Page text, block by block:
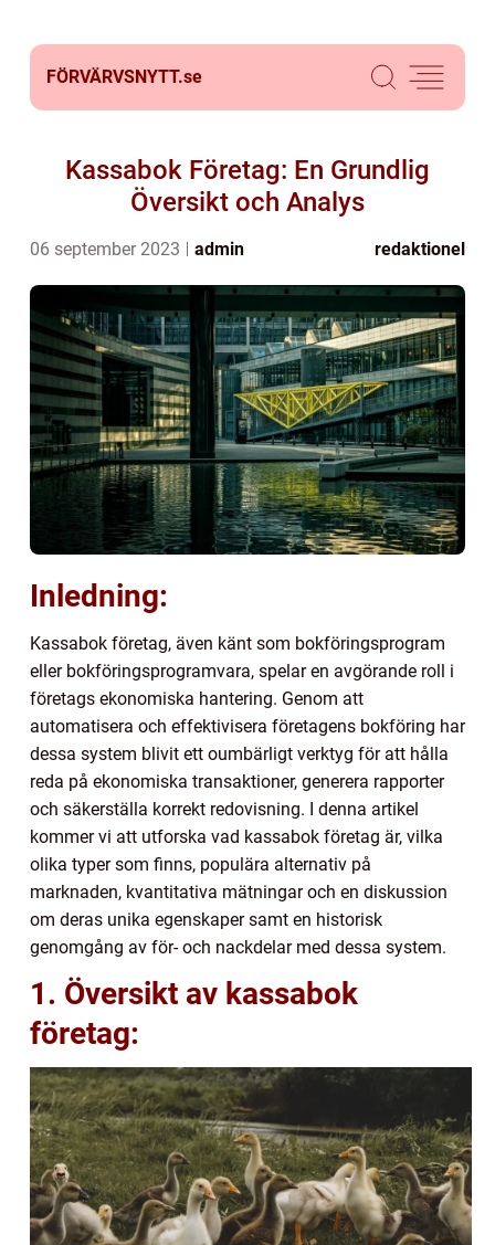
FÖRVÄRVSNYTT.se
Kassabok Företag: En Grundlig
Översikt och Analys
06 september 2023 admin redaktionel
Inledning:
Kassabok företag, även känt som bokföringsprogram
eller bokföringsprogramvara, spelar en avgörande roll i
företags ekonomiska hantering. Genom att
automatisera och effektivisera företagens bokföring har
dessa system blivit ett oumbärligt verktyg för att hålla
reda på ekonomiska transaktioner, generera rapporter
och säkerställa korrekt redovisning. I denna artikel
kommer vi att utforska vad kassabok företag är, vilka
olika typer som finns, populära alternativ på
marknaden, kvantitativa mätningar och en diskussion
om deras unika egenskaper samt en historisk
genomgång av för- och nackdelar med dessa system.
1. Översikt av kassabok
företag: